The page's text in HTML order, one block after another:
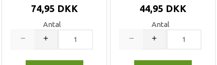
74,95 DKK
Antal
44,95 DKK
Antal